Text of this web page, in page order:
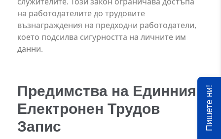
на работодателите до трудовите
възнаграждения на предходни работодатели,
което подсилва сигурността на личните им
данни.
Предимства на Единния
Електронен Трудов
Запис
Пишете ни!